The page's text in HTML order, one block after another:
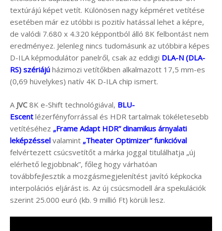
textúrájú képet vetít. Különösen nagy képméret vetítése
esetében már ez utóbbi is pozitív hatással lehet a képre,
de valódi 7.680 x 4.320 képpontból álló 8K felbontást nem
eredményez. Jelenleg nincs tudomásunk az utóbbira képes
D-ILA képmodulátor panelről, csak az eddigi DLA-N (DLA-
RS) szériájú házimozi vetítőkben alkalmazott 17,5 mm-es
(0,69 hüvelykes) natív 4K D-ILA chip ismert.
A JVC8K e-Shift technológiával, BLU-
Escent lézerfényforrással és HDR tartalmak tökéletesebb
vetítéséhez „Frame Adapt HDR” dinamikus árnyalati
leképzéssel valamint „Theater Optimizer” funkcióval
felvértezett csúcsvetítőt a márka joggal titulálhatja „új
elérhető legjobbnak”, főleg hogy várhatóan
továbbfejlesztik a mozgásmegjelenítést javító képkocka
interpolációs eljárást is. Az új csúcsmodell ára spekulációk
szerint 25.000 euró (kb. 9 millió Ft) körüli lesz.